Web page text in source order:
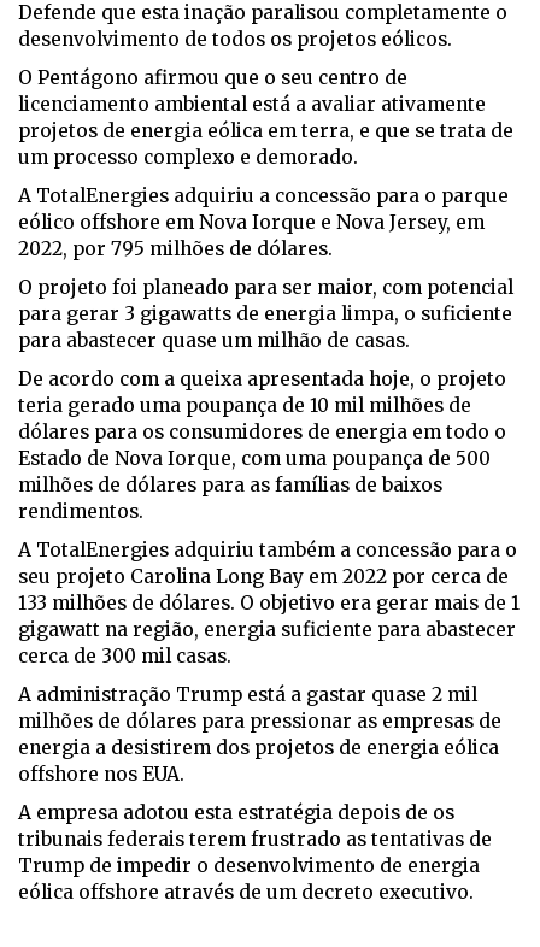
Defende que esta inação paralisou completamente o
desenvolvimento de todos os projetos eólicos.
O Pentágono afirmou que o seu centro de
licenciamento ambiental está a avaliar ativamente
projetos de energia eólica em terra, e que se trata de
um processo complexo e demorado.
A TotalEnergies adquiriu a concessão para o parque
eólico offshore em Nova Iorque e Nova Jersey, em
2022, por 795 milhões de dólares.
O projeto foi planeado para ser maior, com potencial
para gerar 3 gigawatts de energia limpa, o suficiente
para abastecer quase um milhão de casas.
De acordo com a queixa apresentada hoje, o projeto
teria gerado uma poupança de 10 mil milhões de
dólares para os consumidores de energia em todo o
Estado de Nova Iorque, com uma poupança de 500
milhões de dólares para as famílias de baixos
rendimentos.
A TotalEnergies adquiriu também a concessão para o
seu projeto Carolina Long Bay em 2022 por cerca de
133 milhões de dólares. O objetivo era gerar mais de 1
gigawatt na região, energia suficiente para abastecer
cerca de 300 mil casas.
A administração Trump está a gastar quase 2 mil
milhões de dólares para pressionar as empresas de
energia a desistirem dos projetos de energia eólica
offshore nos EUA.
A empresa adotou esta estratégia depois de os
tribunais federais terem frustrado as tentativas de
Trump de impedir o desenvolvimento de energia
eólica offshore através de um decreto executivo.